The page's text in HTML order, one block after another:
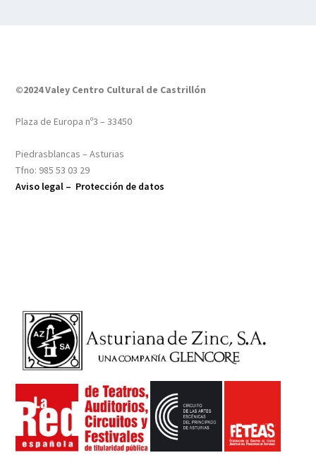
©2024 Valey Centro Cultural de Castrillón
Plaza de Europa nº3 – 33450
Piedrasblancas – Asturias
Tfno: 985 53 03 29
Aviso legal – Protección de datos